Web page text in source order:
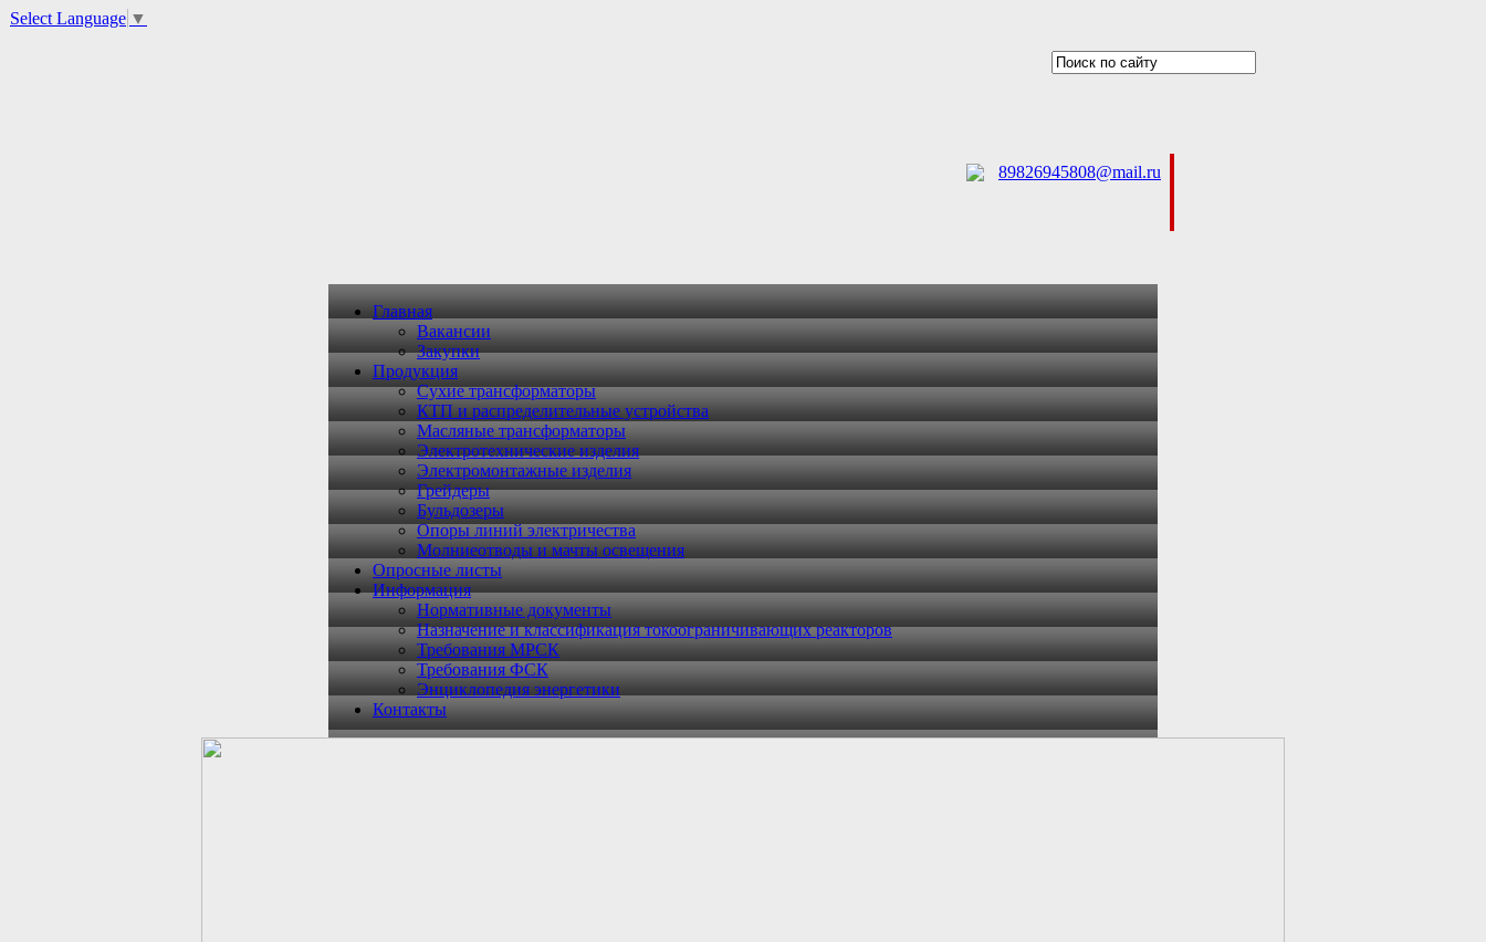
Select Language ▼
89826945808@mail.ru
Главная
Вакансии
Закупки
Продукция
Сухие трансформаторы
КТП и распределительные устройства
Масляные трансформаторы
Электротехнические изделия
Электромонтажные изделия
Грейдеры
Бульдозеры
Опоры линий электричества
Молниеотводы и мачты освещения
Опросные листы
Информация
Нормативные документы
Назначение и классификация токоограничивающих реакторов
Требования МРСК
Требования ФСК
Энциклопедия энергетики
Контакты